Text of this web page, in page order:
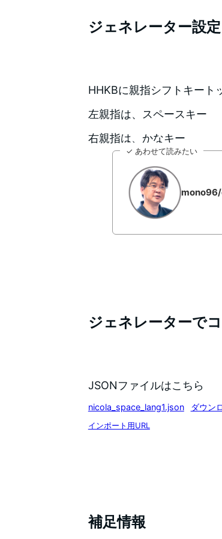
ジェネレーター設
HHKBに親指シフトキート
左親指は、スペースキー
右親指は、かなキー
✓ あわせて読みたい
ジェネレーターで
JSONファイルはこちら
nicola_space_lang1.json ダウン
インポート用URL
補足情報